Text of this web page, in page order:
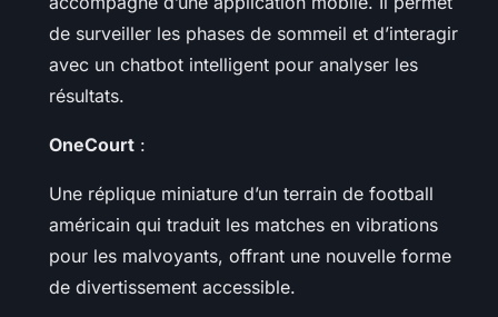
de surveiller les phases de sommeil et d’interagir
avec un chatbot intelligent pour analyser les
résultats.
OneCourt :
Une réplique miniature d’un terrain de football
américain qui traduit les matches en vibrations
pour les malvoyants, offrant une nouvelle forme
de divertissement accessible.